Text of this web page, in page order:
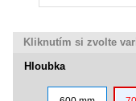
Kliknutím si zvolte
Hloubka